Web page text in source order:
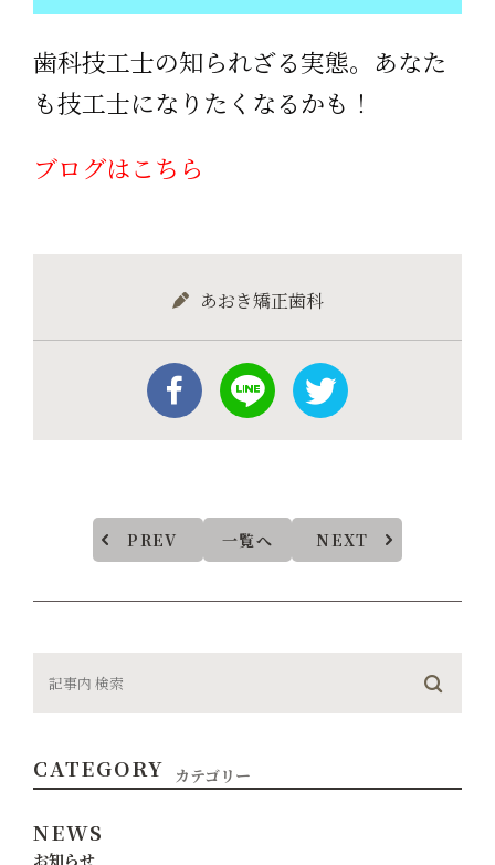
歯科技工士の知られざる実態。あなた
も技工士になりたくなるかも！
ブログはこちら
あおき矯正歯科
PREV 一覧へ NEXT
CATEGORY カテゴリー
NEWS
お知らせ